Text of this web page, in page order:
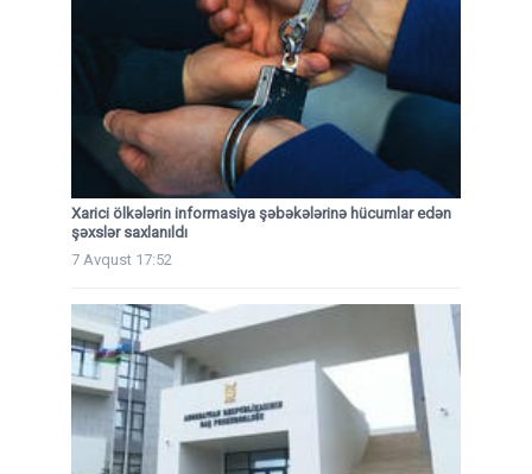
Xarici ölkələrin informasiya şəbəkələrinə hücumlar edən
şəxslər saxlanıldı
7 Avqust 17:52